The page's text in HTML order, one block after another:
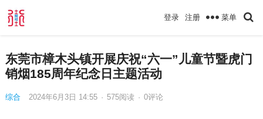
登录 注册 菜单
东莞市樟木头镇开展庆祝“六一”儿童节暨虎门
销烟185周年纪念日主题活动
综合 2024年6月3日 14:55 · 575阅读 · 0评论